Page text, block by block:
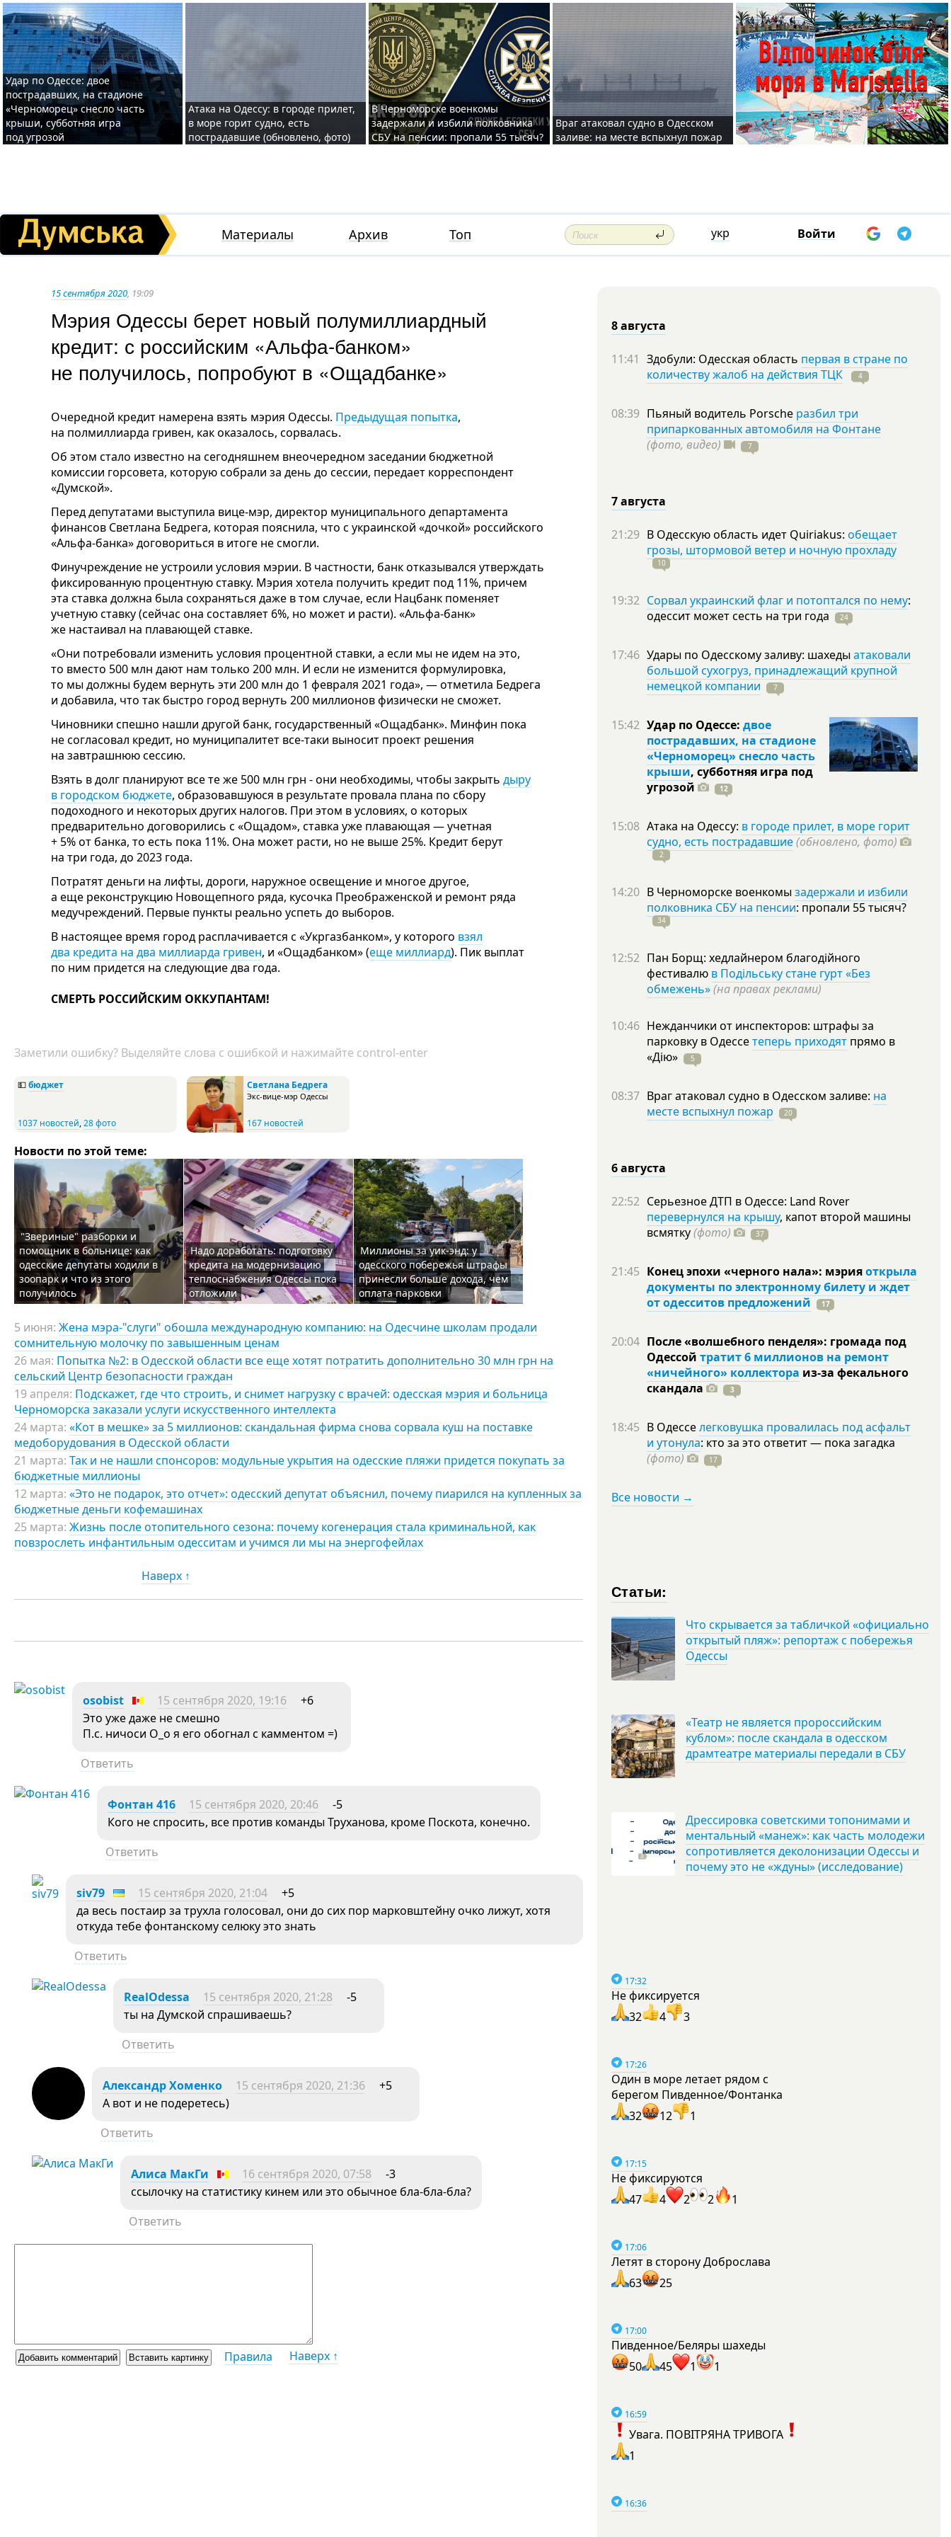
Удар по Одессе: двое
пострадавших, на стадионе
«Черноморец» снесло часть
крыши, субботняя игра
под угрозой
Атака на Одессу: в городе прилет,
в море горит судно, есть
пострадавшие (обновлено, фото)
В Черноморске военкомы
задержали и избили полковника
СБУ на пенсии: пропали 55 тысяч?
Враг атаковал судно в Одесском
заливе: на месте вспыхнул пожар
Материалы Архив Топ укр Войти
15 сентября 2020, 19:09
Мэрия Одессы берет новый полумиллиардный
кредит: с российским «Альфа-банком»
не получилось, попробуют в «Ощадбанке»
Очередной кредит намерена взять мэрия Одессы. Предыдущая попытка,
на полмиллиарда гривен, как оказалось, сорвалась.
Об этом стало известно на сегодняшнем внеочередном заседании бюджетной
комиссии горсовета, которую собрали за день до сессии, передает корреспондент
«Думской».
Перед депутатами выступила вице-мэр, директор муниципального департамента
финансов Светлана Бедрега, которая пояснила, что с украинской «дочкой» российского
«Альфа-банка» договориться в итоге не смогли.
Финучреждение не устроили условия мэрии. В частности, банк отказывался утверждать
фиксированную процентную ставку. Мэрия хотела получить кредит под 11%, причем
эта ставка должна была сохраняться даже в том случае, если Нацбанк поменяет
учетную ставку (сейчас она составляет 6%, но может и расти). «Альфа-банк»
же настаивал на плавающей ставке.
«Они потребовали изменить условия процентной ставки, а если мы не идем на это,
то вместо 500 млн дают нам только 200 млн. И если не изменится формулировка,
то мы должны будем вернуть эти 200 млн до 1 февраля 2021 года», — отметила Бедрега
и добавила, что так быстро город вернуть 200 миллионов физически не сможет.
Чиновники спешно нашли другой банк, государственный «Ощадбанк». Минфин пока
не согласовал кредит, но муниципалитет все-таки выносит проект решения
на завтрашнюю сессию.
Взять в долг планируют все те же 500 млн грн - они необходимы, чтобы закрыть дыру
в городском бюджете, образовавшуюся в результате провала плана по сбору
подоходного и некоторых других налогов. При этом в условиях, о которых
предварительно договорились с «Ощадом», ставка уже плавающая — учетная
+ 5% от банка, то есть пока 11%. Она может расти, но не выше 25%. Кредит берут
на три года, до 2023 года.
Потратят деньги на лифты, дороги, наружное освещение и многое другое,
а еще реконструкцию Новощепного ряда, кусочка Преображенской и ремонт ряда
медучреждений. Первые пункты реально успеть до выборов.
В настоящее время город расплачивается с «Укргазбанком», у которого взял
два кредита на два миллиарда гривен, и «Ощадбанком» (еще миллиард). Пик выплат
по ним придется на следующие два года.
СМЕРТЬ РОССИЙСКИМ ОККУПАНТАМ!
Заметили ошибку? Выделяйте слова с ошибкой и нажимайте control-enter
💵бюджет
1037 новостей,28 фото
Светлана Бедрега
Экс-вице-мэр Одессы
167 новостей
Новости по этой теме:
"Звериные" разборки и
помощник в больнице: как
одесские депутаты ходили в
зоопарк и что из этого
получилось
Надо доработать: подготовку
кредита на модернизацию
теплоснабжения Одессы пока
отложили
Миллионы за уик-энд: у
одесского побережья штрафы
принесли больше дохода, чем
оплата парковки
5 июня: Жена мэра-"слуги" обошла международную компанию: на Одесчине школам продали
сомнительную молочку по завышенным ценам
26 мая: Попытка №2: в Одесской области все еще хотят потратить дополнительно 30 млн грн на
сельский Центр безопасности граждан
19 апреля: Подскажет, где что строить, и снимет нагрузку с врачей: одесская мэрия и больница
Черноморска заказали услуги искусственного интеллекта
24 марта: «Кот в мешке» за 5 миллионов: скандальная фирма снова сорвала куш на поставке
медоборудования в Одесской области
21 марта: Так и не нашли спонсоров: модульные укрытия на одесские пляжи придется покупать за
бюджетные миллионы
12 марта: «Это не подарок, это отчет»: одесский депутат объяснил, почему пиарился на купленных за
бюджетные деньги кофемашинах
25 марта: Жизнь после отопительного сезона: почему когенерация стала криминальной, как
повзрослеть инфантильным одесситам и учимся ли мы на энергофейлах
Наверх ↑
osobist 15 сентября 2020, 19:16
+6
Это уже даже не смешно
П.с. ничоси О_о я его обогнал с камментом =)
Ответить
Фонтан 416 15 сентября 2020, 20:46
-5
Кого не спросить, все против команды Труханова, кроме Поскота, конечно.
Ответить
siv79 15 сентября 2020, 21:04
+5
да весь постаир за трухла голосовал, они до сих пор марковштейну очко лижут, хотя
откуда тебе фонтанскому селюку это знать
Ответить
RealOdessa 15 сентября 2020, 21:28
-5
ты на Думской спрашиваешь?
Ответить
Александр Хоменко 15 сентября 2020, 21:36
+5
А вот и не подеретесь)
Ответить
Алиса МакГи 16 сентября 2020, 07:58
-3
ссылочку на статистику кинем или это обычное бла-бла-бла?
Ответить
Правила Наверх ↑
8 августа
11:41 Здобули: Одесская область первая в стране по
количеству жалоб на действия ТЦК
4
08:39 Пьяный водитель Porsche разбил три
припаркованных автомобиля на Фонтане
(фото, видео)
7
7 августа
21:29 В Одесскую область идет Quiriakus: обещает
грозы, штормовой ветер и ночную прохладу
10
19:32 Сорвал украинский флаг и потоптался по нему:
одессит может сесть на три года 24
17:46 Удары по Одесскому заливу: шахеды атаковали
большой сухогруз, принадлежащий крупной
немецкой компании
7
15:42 Удар по Одессе: двое
пострадавших, на стадионе
«Черноморец» снесло часть
крыши, субботняя игра под
угрозой
12
15:08 Атака на Одессу: в городе прилет, в море горит
судно, есть пострадавшие(обновлено, фото)
2
14:20 В Черноморске военкомы задержали и избили
полковника СБУ на пенсии: пропали 55тысяч?
34
12:52 Пан Борщ: хедлайнером благодійного
фестивалю в Подільську стане гурт «Без
обмежень»(на правах реклами)
10:46 Нежданчики от инспекторов: штрафы за
парковку в Одессетеперь приходят прямо в
«Дію»
5
08:37 Враг атаковал судно в Одесском заливе: на
месте вспыхнул пожар
20
6 августа
22:52 Серьезное ДТП в Одессе: Land Rover
перевернулся на крышу, капот второй машины
всмятку(фото) 37
21:45 Конец эпохи «черного нала»: мэрияоткрыла
документы по электронному билету и ждет
от одесситов предложений
17
20:04 После «волшебного пенделя»: громада под
Одессой тратит 6 миллионов на ремонт
«ничейного» коллектора из-за фекального
скандала
3
18:45 В Одесселегковушка провалилась под асфальт
и утонула: кто за это ответит — пока загадка
(фото)
17
Все новости →
Статьи:
Что скрывается за табличкой «официально
открытый пляж»: репортаж с побережья
Одессы
«Театр не является пророссийским
кублом»: после скандала в одесском
драмтеатре материалы передали в СБУ
Дрессировка советскими топонимами и
ментальный «манеж»: как часть молодежи
сопротивляется деколонизации Одессы и
почему это не «ждуны» (исследование)
17:32
Не фиксируется
32
4 3
17:26
Один в море летает рядом с
берегом Пивденное/Фонтанка
32
12 1
17:15
Не фиксируются
47
4 2 2 1
17:06
Летят в сторону Доброслава
63
25
17:00
Пивденное/Беляры шахеды
50
45 1 1
16:59
Увага. ПОВІТРЯНА ТРИВОГА
1
16:36